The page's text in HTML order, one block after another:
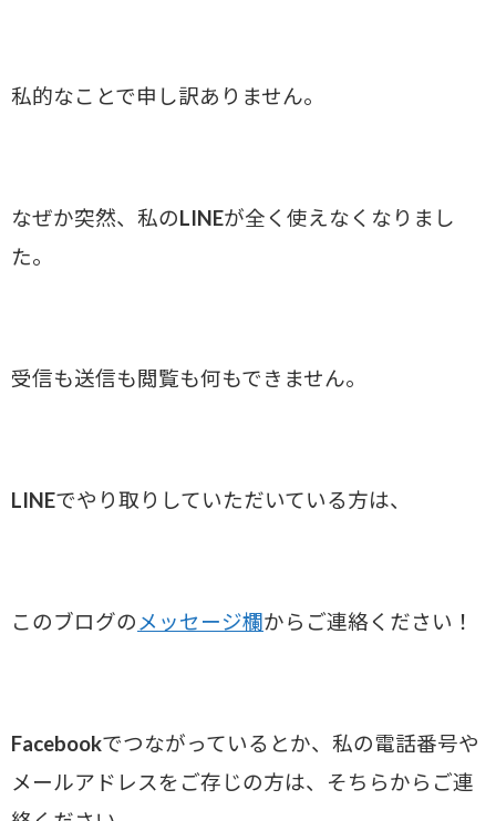
私的なことで申し訳ありません。
なぜか突然、私のLINEが全く使えなくなりまし
た。
受信も送信も閲覧も何もできません。
LINEでやり取りしていただいている方は、
このブログの メッセージ欄からご連絡ください！
Facebookでつながっているとか、私の電話番号や
メールアドレスをご存じの方は、そちらからご連